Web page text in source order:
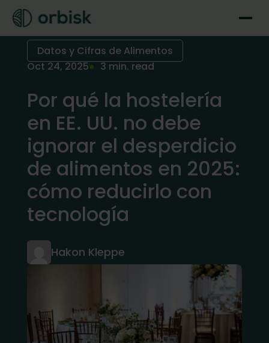
Datos y Cifras de Alimentos
Oct 24, 2025
3 min. read
Por qué la hostelería
en EE. UU. no debe
ignorar el desperdicio
de alimentos en 2025:
cómo reducirlo con
tecnología
Hakon Kleppe